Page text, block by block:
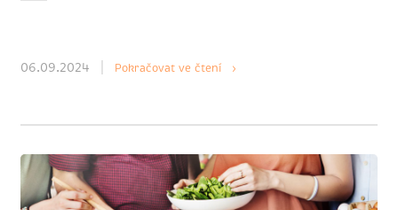
06.09.2024 Pokračovat ve čtení ›